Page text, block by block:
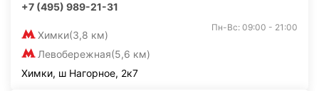
+7 (495) 989-21-31
Химки(3,8 км)
Левобережная(5,6 км)
Пн-Вс: 09:00 - 21:00
Химки, ш Нагорное, 2к7